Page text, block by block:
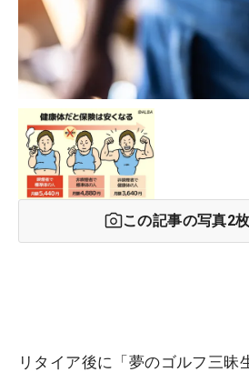
この記事の写真2
リタイア後に「夢のゴルフ三昧